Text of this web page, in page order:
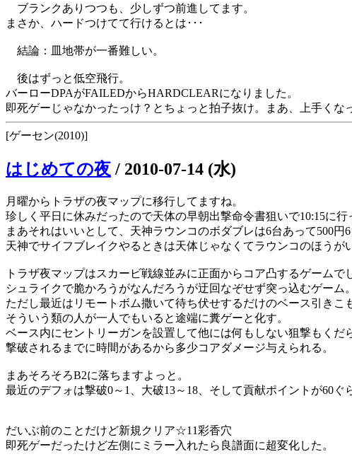
ブランクありつつも、少しずつ前進してます。
まさか、ハードつけてて行けるとは･･･
結論：皿地帯が一番難しい。
後はずっと低空飛行。
バーローDPAがFAILEDからHARDCLEARになりました。
即死ゲーじゃなかったっけ？とちょっと拍子抜け。まあ、上手くな
[ゲーセン(2010)]
はじめての夜 / 2010-07-14 (水)
月曜からトラザの夜マップに移行してますね。
珍しく平日に休みだったので天体の早朝出撃命令書狙いで10:15に行
まあそれはいいとして、天神ラウンコのボダブレは6台あって500円
天神でサイフブレイクやるときは天体じゃなくてラウンコのほうが
トラザ夜マップはスカービ戦線並みに正面からコア凸するゲームで
シュライクで脆かろうがなんだろうが迂回なぞせず突っ込むゲーム。
ただし最近はリモートボム撒いて待ち伏せするだけのベース引きこ
そういう類の人が一人でもいると途端に糞ゲーと化す。
ベース内にセントリーガンを設置して他には何もしない狙撃もくだ
撃破されるまでに時間があるから多少コアダメージ与えられる。
まあそろそろB2に落ちますよっと。
最近のデフォは撃破0～1、大破13～18、そして貢献ポイントが60ぐ
だいぶ前のことだけど新規クリア☆11彩香穴
即死ゲーだったけど左側にミラー入れたら良譜面に超変化した。